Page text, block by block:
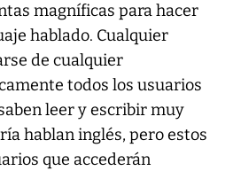
magníficas para hacer
hablado. Cualquier
de cualquier
todos los usuarios
leer y escribir muy
hablan inglés, pero estos
que accederán